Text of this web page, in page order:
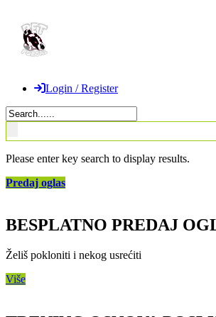
Login / Register
Please enter key search to display results.
Predaj oglas
BESPLATNO PREDAJ
Želiš pokloniti i nekog usrećiti
Više